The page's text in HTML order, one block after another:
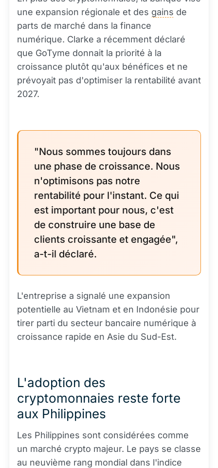
une expansion régionale et des gains de
parts de marché dans la finance
numérique. Clarke a récemment déclaré
que GoTyme donnait la priorité à la
croissance plutôt qu'aux bénéfices et ne
prévoyait pas d'optimiser la rentabilité avant
2027.
"Nous sommes toujours dans
une phase de croissance. Nous
n'optimisons pas notre
rentabilité pour l'instant. Ce qui
est important pour nous, c'est
de construire une base de
clients croissante et engagée",
a-t-il déclaré.
L'entreprise a signalé une expansion
potentielle au Vietnam et en Indonésie pour
tirer parti du secteur bancaire numérique à
croissance rapide en Asie du Sud-Est.
L'adoption des
cryptomonnaies reste forte
aux Philippines
Les Philippines sont considérées comme
un marché crypto majeur. Le pays se classe
au neuvième rang mondial dans l'indice